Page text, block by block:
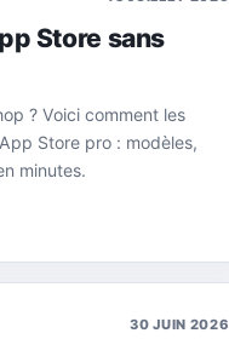
Store sans
? Voici comment les
Store pro : modèles,
minutes.
30 JUIN 2026